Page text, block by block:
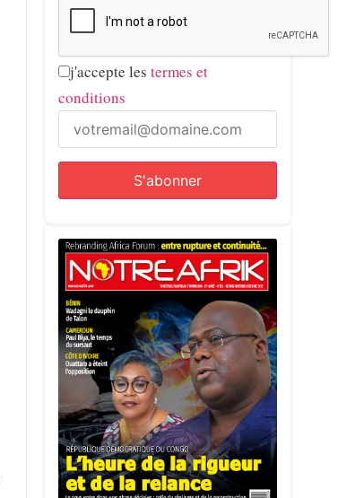
j'accepte les termes et
conditions